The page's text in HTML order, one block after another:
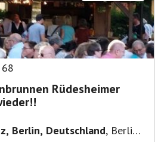
68
Rüdesheimer
Berlin, Deutschland, Berlin-